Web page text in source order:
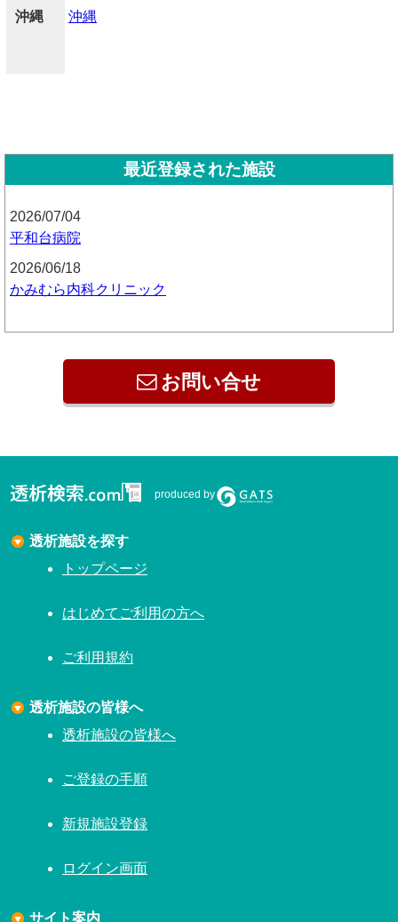
沖縄 沖縄
最近登録された施設
2026/07/04
平和台病院
2026/06/18
かみむら内科クリニック
お問い合せ
produced by
透析施設を探す
トップページ
はじめてご利用の方へ
ご利用規約
透析施設の皆様へ
透析施設の皆様へ
ご登録の手順
新規施設登録
ログイン画面
サイト案内